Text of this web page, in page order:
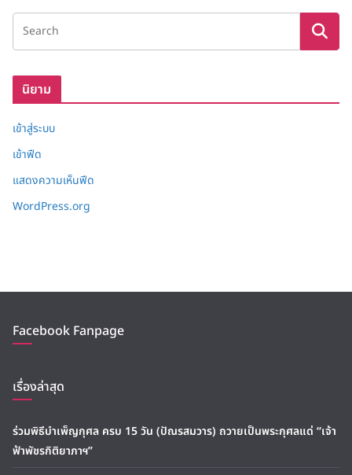
ง
ก็
นิยาม
เข้าสู่ระบบ
เข้าฟีด
แสดงความเห็นฟีด
WordPress.org
Facebook Fanpage
เรื่องล่าสุด
ร่วมพิธีบำเพ็ญกุศล ครบ 15 วัน (ปัณรสมวาร) ถวายเป็นพระกุศลแด่ “เจ้า
ฟ้าพัชรกิติยาภาฯ”